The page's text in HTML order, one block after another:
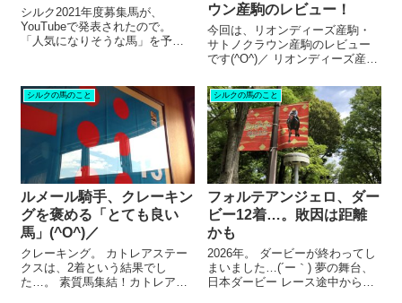
シルク2021年度募集馬が、
YouTubeで発表されたので。
「人気になりそうな馬」を予想
表の段階での予想……無謀は承
知で(^-^) 信頼と実績の、あの種
牡馬産駒に...
ウン産駒のレビュー！
今回は、リオンディーズ産駒・
サトノクラウン産駒のレビュー
です(^O^)／ リオンディーズ産駒
以下、リオンディーズ産駒 3頭の
レビューです 募集番号33 ウイ
ンミーティアの20 父リオンディ
ーズ 母ウインミー...
シルクの馬のこと
ルメール騎手、クレーキン
グを褒める「とても良い
馬」(^O^)／
クレーキング。 カトレアステー
クスは、2着という結果でし
た…。 素質馬集結！カトレアS
シルクの馬のこと
フォルテアンジェロ、ダー
ビー12着…。敗因は距離
かも
2026年。 ダービーが終わってし
まいました…(´ー｀) 夢の舞台、
日本ダービー レース途中からバ